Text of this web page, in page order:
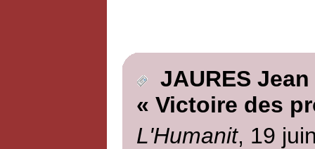
JAURES Jean
« Victoire des
L'Humanit, 19